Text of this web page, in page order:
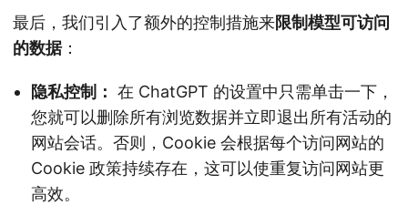
最后，我们引入了额外的控制措施来限制模型可访问
的数据：
隐私控制： 在 ChatGPT 的设置中只需单击一下，
您就可以删除所有浏览数据并立即退出所有活动的
网站会话。否则，Cookie 会根据每个访问网站的
Cookie 政策持续存在，这可以使重复访问网站更
高效。